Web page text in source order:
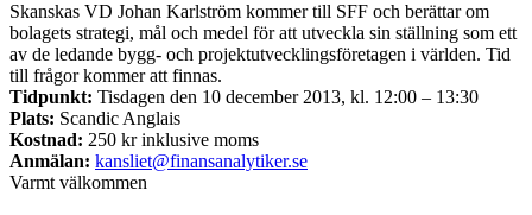
Skanskas VD Johan Karlström kommer till SFF och berättar om
bolagets strategi, mål och medel för att utveckla sin ställning som ett
av de ledande bygg- och projektutvecklingsföretagen i världen. Tid
till frågor kommer att finnas.
Tidpunkt: Tisdagen den 10 december 2013, kl. 12:00 – 13:30
Plats: Scandic Anglais
Kostnad: 250 kr inklusive moms
Anmälan: kansliet@finansanalytiker.se
Varmt välkommen